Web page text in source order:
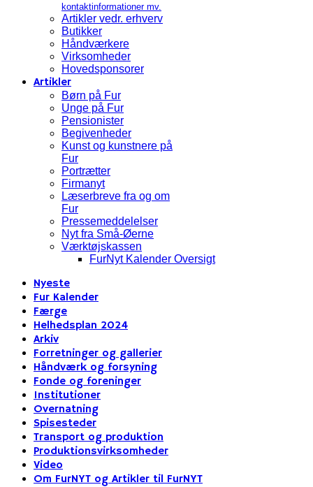
kontaktinformationer mv.
Artikler vedr. erhverv
Butikker
Håndværkere
Virksomheder
Hovedsponsorer
Artikler
Børn på Fur
Unge på Fur
Pensionister
Begivenheder
Kunst og kunstnere på
Fur
Portrætter
Firmanyt
Læserbreve fra og om
Fur
Pressemeddelelser
Nyt fra Små-Øerne
Værktøjskassen
FurNyt Kalender Oversigt
Nyeste
Fur Kalender
Færge
Helhedsplan 2024
Arkiv
Forretninger og gallerier
Håndværk og forsyning
Fonde og foreninger
Institutioner
Overnatning
Spisesteder
Transport og produktion
Produktionsvirksomheder
Video
Om FurNYT og Artikler til FurNYT